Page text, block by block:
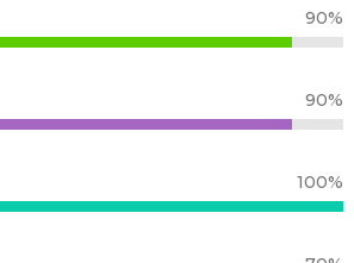
90%
90%
100%